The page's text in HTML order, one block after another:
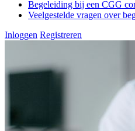
Begeleiding bij een CGG
Veelgestelde vragen over
Inloggen Registreren